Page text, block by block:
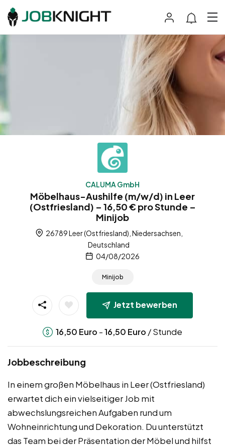
CALUMA GmbH
Möbelhaus-Aushilfe (m/w/d) in Leer
(Ostfriesland) – 16,50 € pro Stunde –
Minijob
26789 Leer (Ostfriesland), Niedersachsen,
Deutschland
04/08/2026
Minijob
Jetzt bewerben
16,50 Euro -16,50 Euro / Stunde
Jobbeschreibung
In einem großen Möbelhaus in Leer (Ostfriesland)
erwartet dich ein vielseitiger Job mit
abwechslungsreichen Aufgaben rund um
Wohneinrichtung und Dekoration. Du unterstützt
das Team bei der Präsentation der Möbel und hilfst